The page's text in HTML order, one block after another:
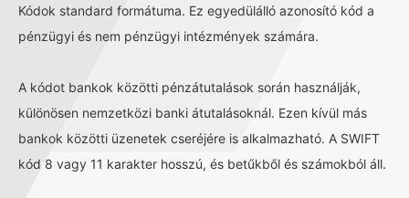
Kódok standard formátuma. Ez egyedülálló azonosító kód a
pénzügyi és nem pénzügyi intézmények számára.
A kódot bankok közötti pénzátutalások során használják,
különösen nemzetközi banki átutalásoknál. Ezen kívül más
bankok közötti üzenetek cseréjére is alkalmazható. A SWIFT
kód 8 vagy 11 karakter hosszú, és betűkből és számokból áll.